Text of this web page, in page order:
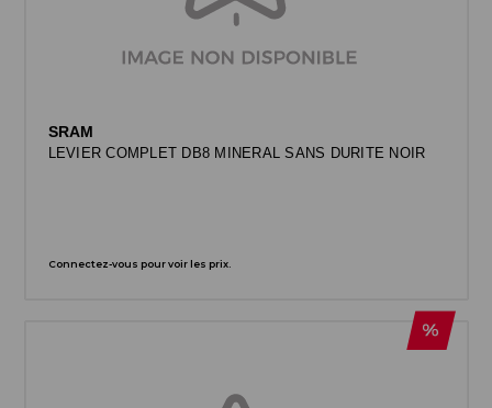
SRAM
LEVIER COMPLET DB8 MINERAL SANS DURITE NOIR
Connectez-vous pour voir les prix.